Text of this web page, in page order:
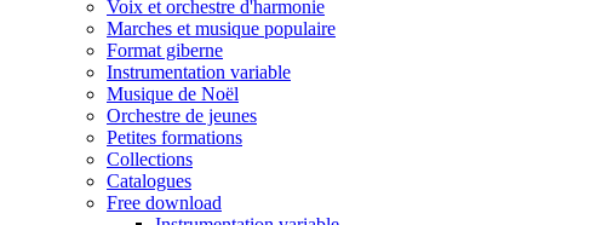
Voix et orchestre d'harmonie
Marches et musique populaire
Format giberne
Instrumentation variable
Musique de Noël
Orchestre de jeunes
Petites formations
Collections
Catalogues
Free download